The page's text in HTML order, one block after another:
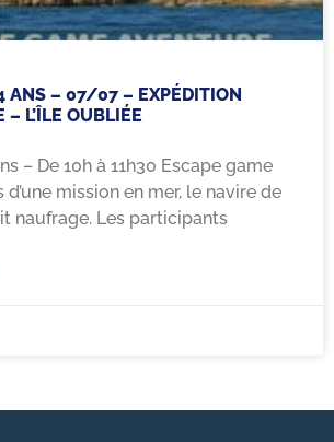
ANS – 07/07 – EXPÉDITION
– L’ÎLE OUBLIÉE
– De 10h à 11h30 Escape game
mission en mer, le navire de
naufrage. Les participants